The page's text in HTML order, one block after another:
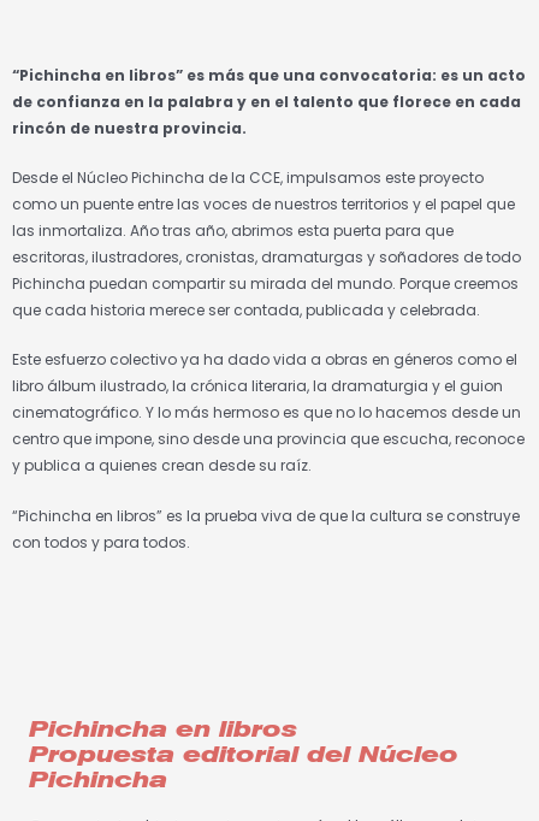
“Pichincha en libros” es más que una convocatoria: es un acto
de confianza en la palabra y en el talento que florece en cada
rincón de nuestra provincia.
Desde el Núcleo Pichincha de la CCE, impulsamos este proyecto
como un puente entre las voces de nuestros territorios y el papel que
las inmortaliza. Año tras año, abrimos esta puerta para que
escritoras, ilustradores, cronistas, dramaturgas y soñadores de todo
Pichincha puedan compartir su mirada del mundo. Porque creemos
que cada historia merece ser contada, publicada y celebrada.
Este esfuerzo colectivo ya ha dado vida a obras en géneros como el
libro álbum ilustrado, la crónica literaria, la dramaturgia y el guion
cinematográfico. Y lo más hermoso es que no lo hacemos desde un
centro que impone, sino desde una provincia que escucha, reconoce
y publica a quienes crean desde su raíz.
“Pichincha en libros” es la prueba viva de que la cultura se construye
con todos y para todos.
Pichincha en libros
Propuesta editorial del Núcleo
Pichincha